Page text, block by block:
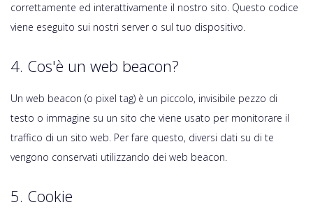
correttamente ed interattivamente il nostro sito. Questo codice
viene eseguito sui nostri server o sul tuo dispositivo.
4. Cos'è un web beacon?
Un web beacon (o pixel tag) è un piccolo, invisibile pezzo di
testo o immagine su un sito che viene usato per monitorare il
traffico di un sito web. Per fare questo, diversi dati su di te
vengono conservati utilizzando dei web beacon.
5. Cookie